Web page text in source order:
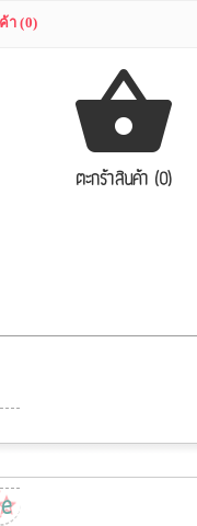
า (0)
ตะกร้าสินค้า (0)